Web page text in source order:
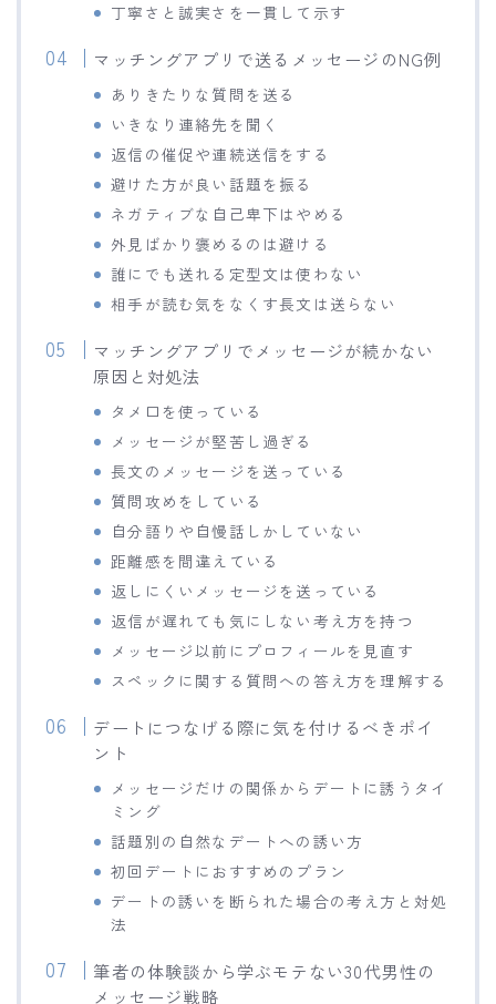
丁寧さと誠実さを一貫して示す
マッチングアプリで送るメッセージのNG例
ありきたりな質問を送る
いきなり連絡先を聞く
返信の催促や連続送信をする
避けた方が良い話題を振る
ネガティブな自己卑下はやめる
外見ばかり褒めるのは避ける
誰にでも送れる定型文は使わない
相手が読む気をなくす長文は送らない
マッチングアプリでメッセージが続かない
原因と対処法
タメ口を使っている
メッセージが堅苦し過ぎる
長文のメッセージを送っている
質問攻めをしている
自分語りや自慢話しかしていない
距離感を間違えている
返しにくいメッセージを送っている
返信が遅れても気にしない考え方を持つ
メッセージ以前にプロフィールを見直す
スペックに関する質問への答え方を理解する
デートにつなげる際に気を付けるべきポイ
ント
メッセージだけの関係からデートに誘うタイ
ミング
話題別の自然なデートへの誘い方
初回デートにおすすめのプラン
デートの誘いを断られた場合の考え方と対処
法
筆者の体験談から学ぶモテない30代男性の
メッセージ戦略